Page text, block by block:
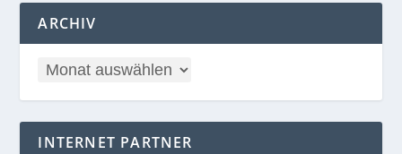
ARCHIV
INTERNET PARTNER